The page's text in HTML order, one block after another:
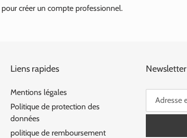
pour créer un compte professionnel.
Liens rapides
Mentions légales
Politique de protection des
données
politique de remboursement
Newsletter